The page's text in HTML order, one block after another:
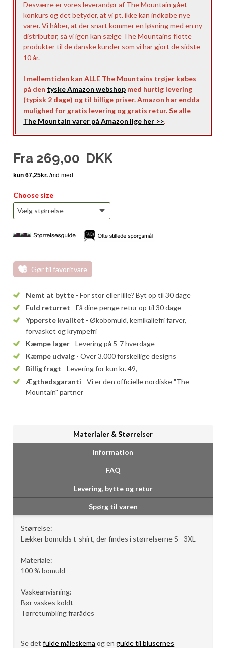
Desværre er vores leverandør af The Mountain gået
konkurs og det betyder, at vi pt. ikke kan indkøbe nye
varer. Vi håber, at der snart kommer en løsning med en ny
distributør, så vi igen kan sælge The Mountains flotte
produkter til de danske kunder som vi har gjort de sidste
10 år.
I mellemtiden kan ALLE The Mountains trøjer købes
på den tyske Amazon webshop med hurtig levering
(typisk 2 dage) og til billige priser. Amazon har endda
mulighed for gratis levering og gratis retur. Se alle
The Mountain varer på Amazon lige her >>.
Fra 269,00 DKK
Choose size
Gør til favoritvare
Nemt at bytte - For stor eller lille? Byt op til 30 dage
Fuld returret - Få dine penge retur op til 30 dage
Ypperste kvalitet - Økobomuld, kemikaliefri farver,
forvasket og krympefri
Kæmpe lager - Levering på 5-7 hverdage
Kæmpe udvalg - Over 3.000 forskellige designs
Billig fragt - Levering for kun kr. 49,-
Ægthedsgaranti - Vi er den officielle nordiske "The
Mountain" partner
Materialer & Størrelser
Information
FAQ
Levering, bytte og retur
Spørg til varen
Størrelse:
Lækker bomulds t-shirt, der findes i størrelserne S - 3XL
Materiale:
100 % bomuld
Vaskeanvisning:
Bør vaskes koldt
Tørretumbling frarådes
Se detfulde måleskema og enguide til blusernes